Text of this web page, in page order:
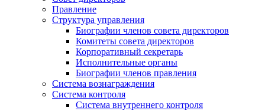
Правление
Структура управления
Биографии членов совета директоров
Комитеты совета директоров
Корпоративный секретарь
Исполнительные органы
Биографии членов правления
Система вознаграждения
Система контроля
Система внутреннего контроля